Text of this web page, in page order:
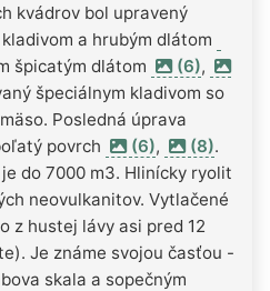
kvádrov bol upravený
a hrubým dlátom
špicatým dlátom (6),
špeciálnym kladivom so
Posledná úprava
povrch
(6), (8).
do 7000 m3. Hlinícky ryolit
neovulkanitov. Vytlačené
z hustej lávy asi pred 12
Je známe svojou časťou -
skala a sopečným